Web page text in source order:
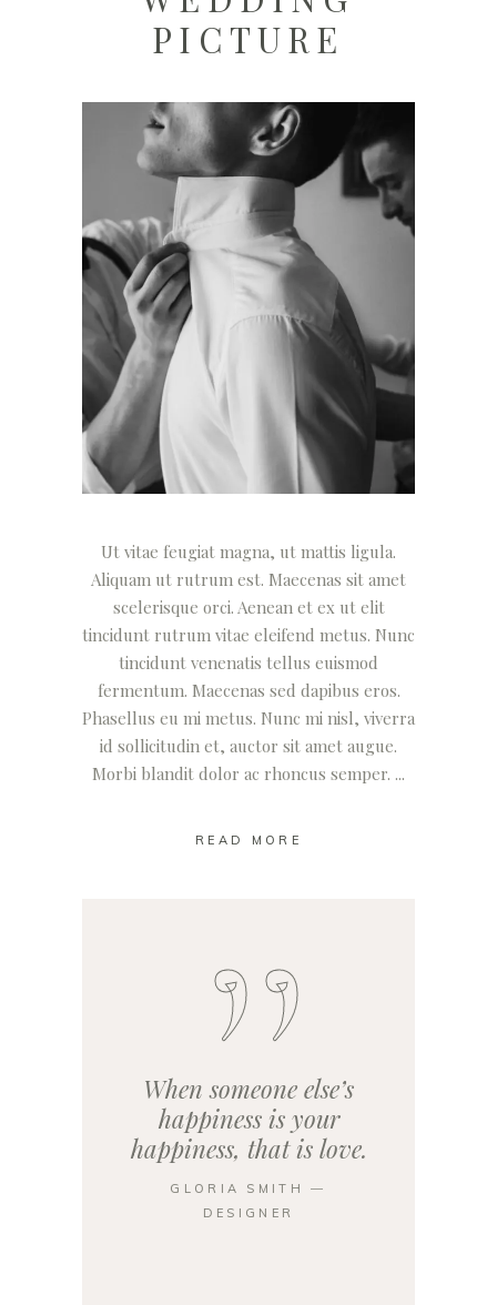
PICTURE
Ut vitae feugiat magna, ut mattis ligula.
Aliquam ut rutrum est. Maecenas sit amet
scelerisque orci. Aenean et ex ut elit
tincidunt rutrum vitae eleifend metus. Nunc
tincidunt venenatis tellus euismod
fermentum. Maecenas sed dapibus eros.
Phasellus eu mi metus. Nunc mi nisl, viverra
id sollicitudin et, auctor sit amet augue.
Morbi blandit dolor ac rhoncus semper.
READ MORE
When someone else’s
happiness is your
happiness, that is love.
GLORIA SMITH ―
DESIGNER